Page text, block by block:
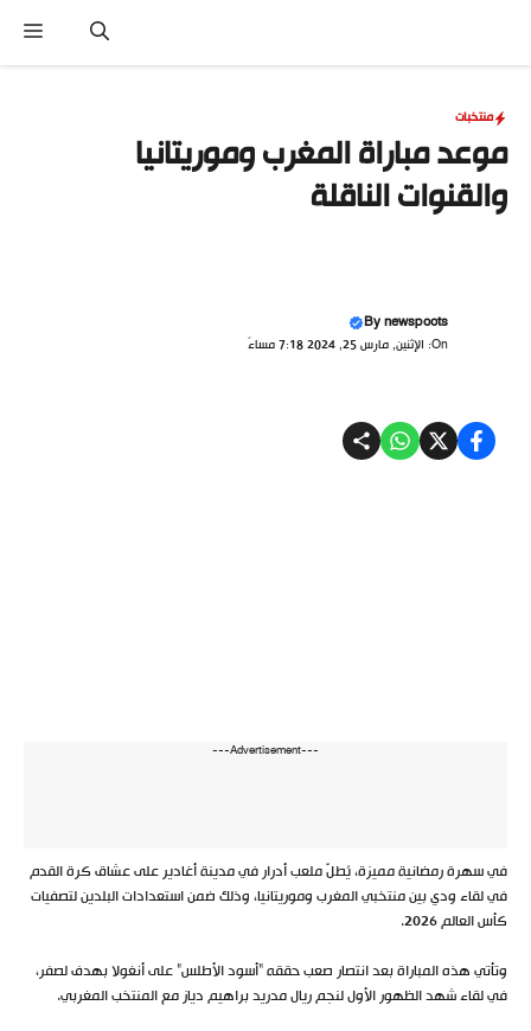
المحتوى
منتخبات
موعد مباراة المغرب وموريتانيا
والقنوات الناقلة
Bynewspoots
On: الإثنين, مارس 25, 2024 7:18 مساءً
---Advertisement---
في سهرة رمضانية مميزة، يُطلّ ملعب أدرار في مدينة أغادير على عشاق كرة القدم
في لقاء ودي بين منتخبي المغرب وموريتانيا، وذلك ضمن استعدادات البلدين لتصفيات
كأس العالم 2026.
وتأتي هذه المباراة بعد انتصار صعب حققه “أسود الأطلس” على أنغولا بهدف لصفر،
في لقاء شهد الظهور الأول لنجم ريال مدريد براهيم دياز مع المنتخب المغربي.